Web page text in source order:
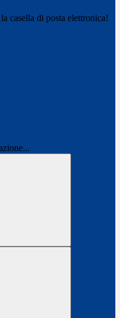
casella di posta elettronica!